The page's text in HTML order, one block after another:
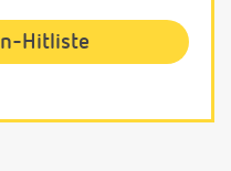
Hitliste